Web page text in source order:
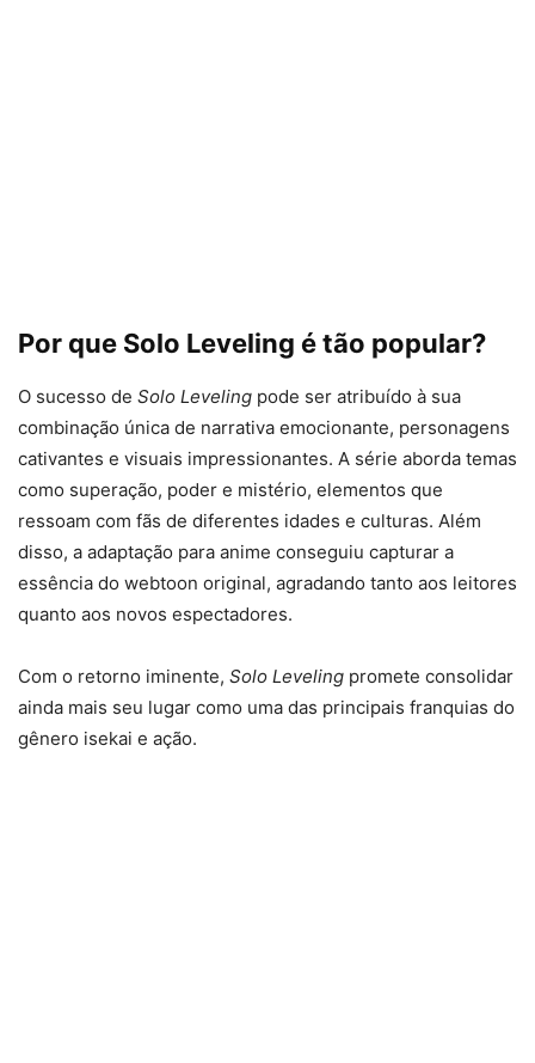
Por que Solo Leveling é tão popular?
O sucesso de Solo Leveling pode ser atribuído à sua
combinação única de narrativa emocionante, personagens
cativantes e visuais impressionantes. A série aborda temas
como superação, poder e mistério, elementos que
ressoam com fãs de diferentes idades e culturas. Além
disso, a adaptação para anime conseguiu capturar a
essência do webtoon original, agradando tanto aos leitores
quanto aos novos espectadores.
Com o retorno iminente, Solo Leveling promete consolidar
ainda mais seu lugar como uma das principais franquias do
gênero isekai e ação.